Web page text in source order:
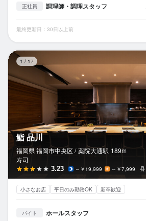
正社員 調理師・調理スタッフ
最終更新日：30日以上前
1 / 17
鮨 品川
福岡県 福岡市中央区 / 薬院大通駅 189m
寿司
3.23 ～￥19,999 ～￥7,999
小さなお店 平日のみ勤務OK 新卒歓迎
バイト ホールスタッフ